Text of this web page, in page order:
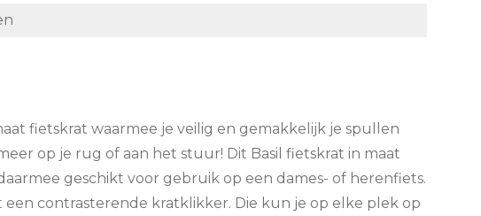
fietskrat waarmee je veilig en gemakkelijk je spullen
op je rug of aan het stuur! Dit Basil fietskrat in maat
geschikt voor gebruik op een dames- of herenfiets.
contrasterende kratklikker. Die kun je op elke plek op